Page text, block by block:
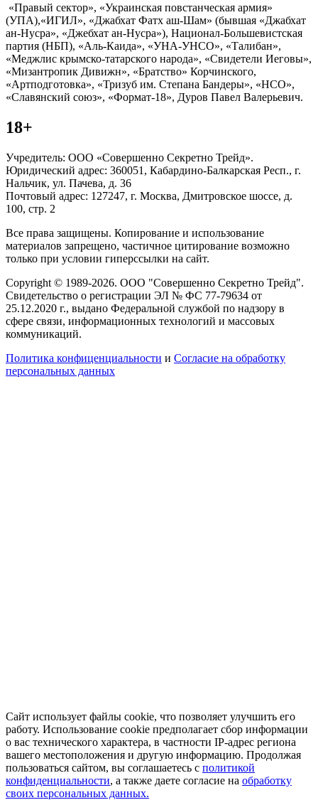
«Правый сектор», «Украинская повстанческая армия»
(УПА),«ИГИЛ», «Джабхат Фатх аш-Шам» (бывшая «Джабхат
ан-Нусра», «Джебхат ан-Нусра»), Национал-Большевистская
партия (НБП), «Аль-Каида», «УНА-УНСО», «Талибан»,
«Меджлис крымско-татарского народа», «Свидетели Иеговы»,
«Мизантропик Дивижн», «Братство» Корчинского,
«Артподготовка», «Тризуб им. Степана Бандеры», «НСО»,
«Славянский союз», «Формат-18», Дуров Павел Валерьевич.
18+
Учредитель: ООО «Совершенно Секретно Трейд».
Юридический адрес: 360051, Кабардино-Балкарская Респ., г.
Нальчик, ул. Пачева, д. 36
Почтовый адрес: 127247, г. Москва, Дмитровское шоссе, д.
100, стр. 2
Все права защищены. Копирование и использование
материалов запрещено, частичное цитирование возможно
только при условии гиперссылки на сайт.
Copyright © 1989-2026. ООО "Совершенно Секретно Трейд".
Свидетельство о регистрации ЭЛ № ФС 77-79634 от
25.12.2020 г., выдано Федеральной службой по надзору в
сфере связи, информационных технологий и массовых
коммуникаций.
Политика конфиценциальности и Согласие на обработку
персональных данных
Сайт использует файлы cookie, что позволяет улучшить его
работу. Использование cookie предполагает сбор информации
о вас технического характера, в частности IP-адрес региона
вашего местоположения и другую информацию. Продолжая
пользоваться сайтом, вы соглашаетесь с политикой
конфиденциальности, а также даете согласие на обработку
своих персональных данных.